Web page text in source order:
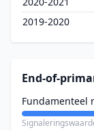
2019-2020
End-of-
Fundamenteel